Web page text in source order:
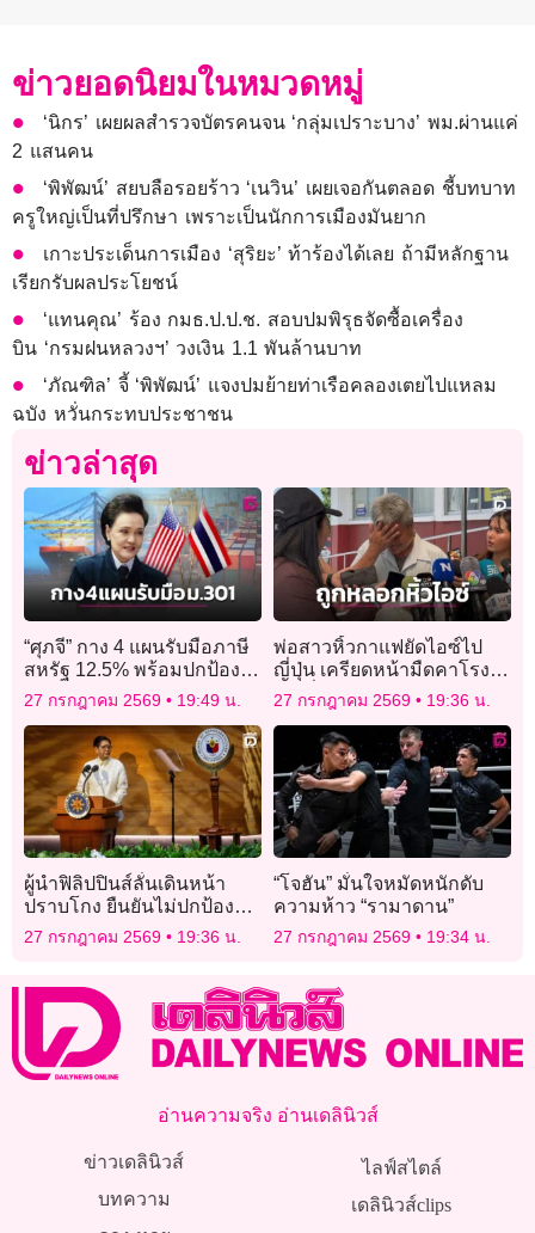
ข่าวยอดนิยมในหมวดหมู่
‘นิกร’ เผยผลสำรวจบัตรคนจน ‘กลุ่มเปราะบาง’ พม.ผ่านแค่
2 แสนคน
‘พิพัฒน์’ สยบลือรอยร้าว ‘เนวิน’ เผยเจอกันตลอด ชี้บทบาท
ครูใหญ่เป็นที่ปรึกษา เพราะเป็นนักการเมืองมันยาก
เกาะประเด็นการเมือง ‘สุริยะ’ ท้าร้องได้เลย ถ้ามีหลักฐาน
เรียกรับผลประโยชน์
‘แทนคุณ’ ร้อง กมธ.ป.ป.ช. สอบปมพิรุธจัดซื้อเครื่อง
บิน ‘กรมฝนหลวงฯ’ วงเงิน 1.1 พันล้านบาท
‘ภัณฑิล’ จี้ ‘พิพัฒน์’ แจงปมย้ายท่าเรือคลองเตยไปแหลม
ฉบัง หวั่นกระทบประชาชน
ข่าวล่าสุด
“ศุภจี” กาง 4 แผนรับมือภาษี
สหรัฐ 12.5% พร้อมปกป้อง
ผลประโยชน์ชาติ
27 กรกฎาคม 2569 19:49 น.
พ่อสาวหิ้วกาแฟยัดไอซ์ไป
ญี่ปุ่น เครียดหน้ามืดคาโรง
พัก มั่นใจลูกถูกหลอกใช้
27 กรกฎาคม 2569 19:36 น.
ผู้นำฟิลิปปินส์ลั่นเดินหน้า
ปราบโกง ยืนยันไม่ปกป้องคน
ใกล้ชิด
27 กรกฎาคม 2569 19:36 น.
“โจฮัน” มั่นใจหมัดหนักดับ
ความห้าว “รามาดาน”
27 กรกฎาคม 2569 19:34 น.
อ่านความจริง อ่านเดลินิวส์
ข่าวเดลินิวส์
บทความ
ไลฟ์สไตล์
เดลินิวส์clips